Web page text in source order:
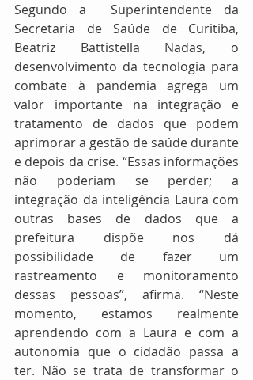
Segundo a  Superintendente da
Secretaria de Saúde de Curitiba,
Beatriz Battistella Nadas, o
desenvolvimento da tecnologia para
combate à pandemia agrega um
valor importante na integração e
tratamento de dados que podem
aprimorar a gestão de saúde durante
e depois da crise. “Essas informações
não poderiam se perder; a
integração da inteligência Laura com
outras bases de dados que a
prefeitura dispõe nos dá
possibilidade de fazer um
rastreamento e monitoramento
dessas pessoas”, afirma. “Neste
momento, estamos realmente
aprendendo com a Laura e com a
autonomia que o cidadão passa a
ter. Não se trata de transformar o